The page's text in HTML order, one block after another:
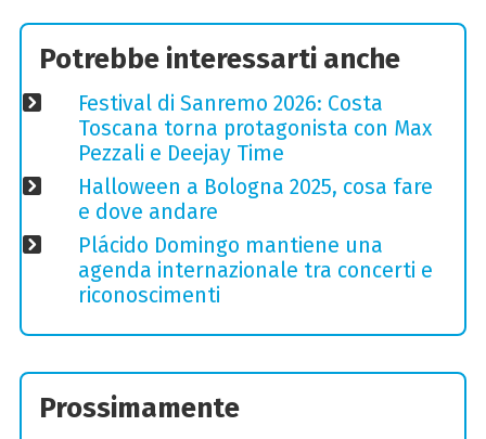
Potrebbe interessarti anche
Festival di Sanremo 2026: Costa
Toscana torna protagonista con Max
Pezzali e Deejay Time
Halloween a Bologna 2025, cosa fare
e dove andare
Plácido Domingo mantiene una
agenda internazionale tra concerti e
riconoscimenti
Prossimamente